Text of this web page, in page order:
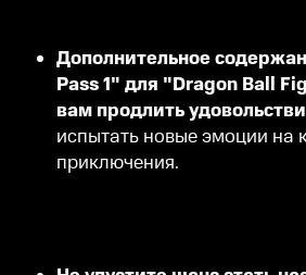
Дополнительное
Pass 1" для "Dragon Ball
вам продлить
испытать новые эмоции на
приключения.